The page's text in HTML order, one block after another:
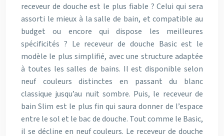
receveur de douche est le plus fiable ? Celui qui sera
assorti le mieux à la salle de bain, et compatible au
budget ou encore qui dispose les meilleures
spécificités ? Le receveur de douche Basic est le
modèle le plus simplifié, avec une structure adaptée
à toutes les salles de bains. Il est disponible selon
neuf couleurs distinctes en passant du blanc
classique jusqu’au nuit sombre. Puis, le receveur de
bain Slim est le plus fin qui saura donner de l’espace
entre le sol et le bac de douche. Tout comme le Basic,
il se décline en neuf couleurs. Le receveur de douche